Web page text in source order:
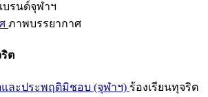
บรนด์จุฬาฯ
ภาพบรรยากาศ
ริต
และประพฤติมิชอบ (จุฬาฯ) ร้องเรียนทุจริต